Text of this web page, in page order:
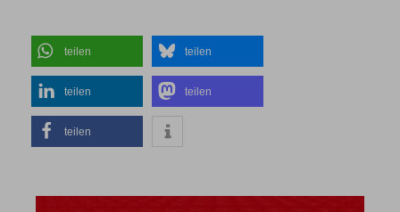
teilen teilen
teilen teilen
teilen